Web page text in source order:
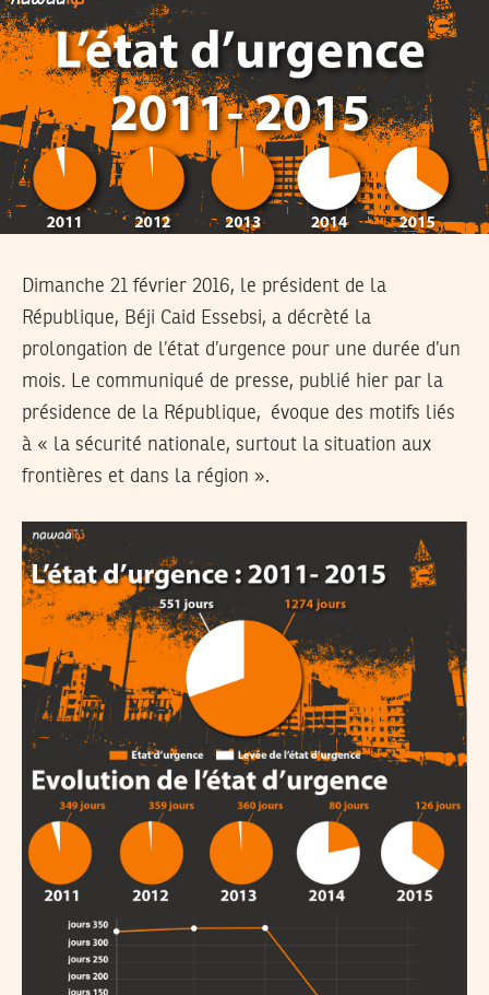
Dimanche 21 février 2016, le président de la
République, Béji Caid Essebsi, a décrèté la
prolongation de l’état d’urgence pour une durée d’un
mois. Le communiqué de presse, publié hier par la
présidence de la République, évoque des motifs liés
à « la sécurité nationale, surtout la situation aux
frontières et dans la région ».